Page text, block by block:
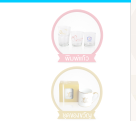
พิมพ์แก้ว
ชุดของขวัญ